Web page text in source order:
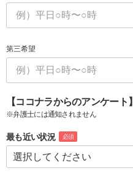
第三希望
【ココナラからのアンケート】
※弁護士には通知されません
最も近い状況 必須